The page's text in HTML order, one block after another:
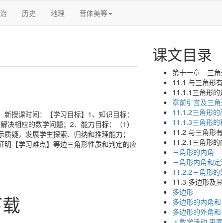
历史 地理 音体美等
授课时间：【学习目标】1、知识目标：
相应的数学问题；2、能力目标：（1）
疑，发展学生探索、归纳和推理能力；
【学习难点】等边三角形性质和判定的应
课文目录
第十一章 三角
11.1 与三角形
11.1.1三角形的
章前引言及三
11.1.2三角形
11.1.3三角形的
11.2 与三角形
11.2.1三角形的
三角形的内角
三角形内角和
11.2.2三角形的
11.3 多边形及
多边形
多边形的内角和
多边形的外角和